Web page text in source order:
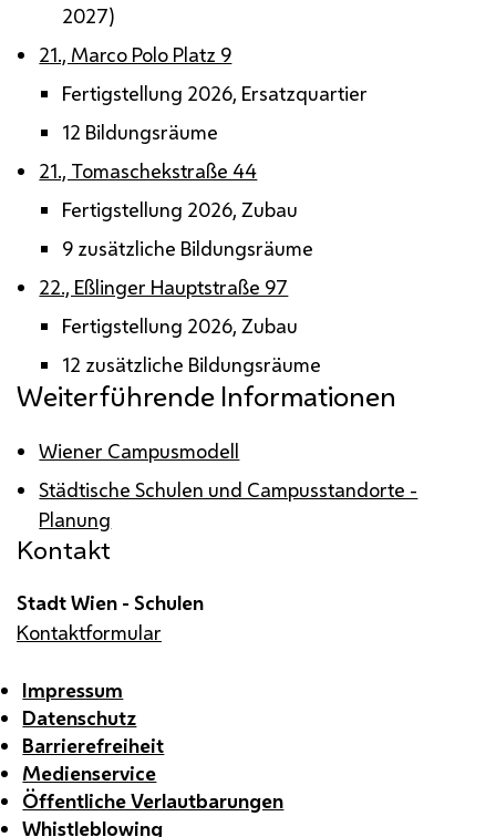
2027)
21., Marco Polo Platz 9
Fertigstellung 2026, Ersatzquartier
12 Bildungsräume
21., Tomaschekstraße 44
Fertigstellung 2026, Zubau
9 zusätzliche Bildungsräume
22., Eßlinger Hauptstraße 97
Fertigstellung 2026, Zubau
12 zusätzliche Bildungsräume
Weiterführende Informationen
Wiener Campusmodell
Städtische Schulen und Campusstandorte -
Planung
Kontakt
Stadt Wien - Schulen
Kontaktformular
Impressum
Datenschutz
Barrierefreiheit
Medienservice
Öffentliche Verlautbarungen
Whistleblowing